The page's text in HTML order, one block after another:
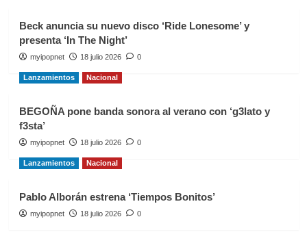
Beck anuncia su nuevo disco ‘Ride Lonesome’ y
presenta ‘In The Night’
myipopnet 18 julio 2026 0
Lanzamientos Nacional
BEGOÑA pone banda sonora al verano con ‘g3lato y
f3sta’
myipopnet 18 julio 2026 0
Lanzamientos Nacional
Pablo Alborán estrena ‘Tiempos Bonitos’
myipopnet 18 julio 2026 0